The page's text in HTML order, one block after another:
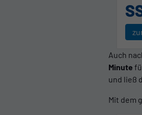
Auch
Minute
und ließ
Mit dem